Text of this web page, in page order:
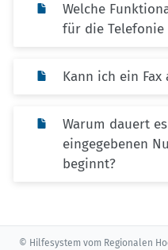
Welche
für die Telefonie
Kann ich ein Fax
Warum dauert
eingegebenen
beginnt?
© Hilfesystem vom Regionalen